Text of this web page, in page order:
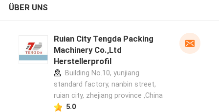
ÜBER UNS
Ruian City Tengda Packing
Machinery Co.,Ltd
Herstellerprofil
Building No.10, yunjiang
standard factory, nanbin street,
ruian city, zhejiang province ,China
5.0